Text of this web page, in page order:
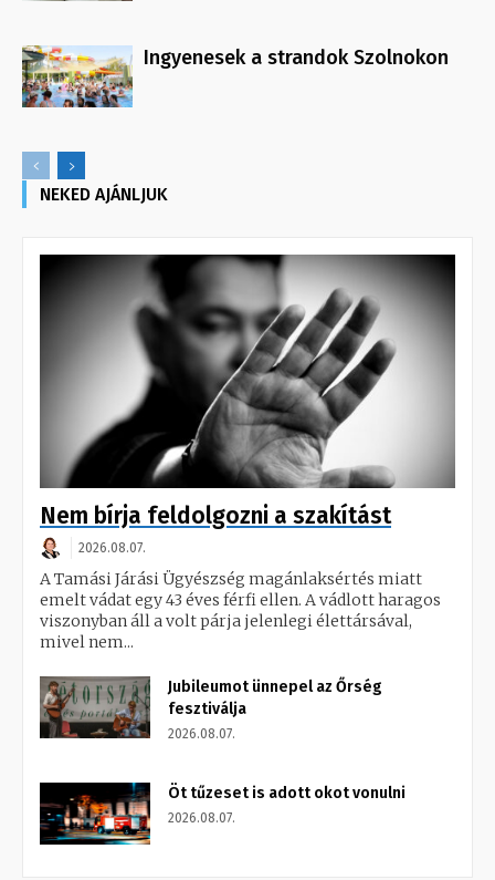
Ingyenesek a strandok Szolnokon
NEKED AJÁNLJUK
Nem bírja feldolgozni a szakítást
2026.08.07.
A Tamási Járási Ügyészség magánlaksértés miatt
emelt vádat egy 43 éves férfi ellen. A vádlott haragos
viszonyban áll a volt párja jelenlegi élettársával,
mivel nem...
Jubileumot ünnepel az Őrség
fesztiválja
2026.08.07.
Öt tűzeset is adott okot vonulni
2026.08.07.